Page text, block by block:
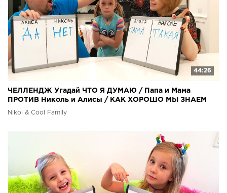
44:26
ЧЕЛЛЕНДЖ Угадай ЧТО Я ДУМАЮ / Папа и Мама
ПРОТИВ Николь и Алисы / КАК ХОРОШО МЫ ЗНАЕМ
ДРУГ ДРУГА
Nikol & Cool Family